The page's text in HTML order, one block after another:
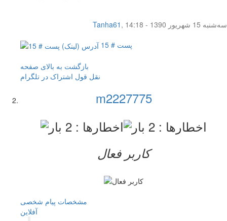
Tanha61 ,
سه‌شنبه 15 شهریور 1390 - 14:18
پست # 15
بازگشت به بالای صفحه
نقل قول اشتراک در تلگرام
m2227775
کاربر فعال
مشخصات پیام شخصی
آفلاين